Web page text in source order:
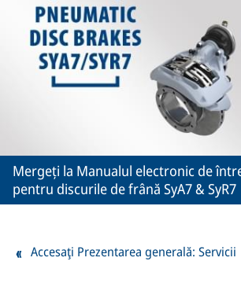
Mergeți la Manualul electronic de
pentru discurile de frână SyA7 & SyR7
Accesaţi Prezentarea generală: Servicii